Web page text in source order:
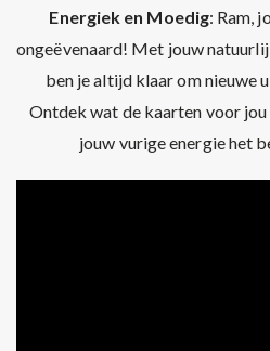
Energiek en Moedig: Ram,
ongeëvenaard! Met jouw
ben je altijd klaar om nieuwe
Ontdek wat de kaarten voor
jouw vurige energie het